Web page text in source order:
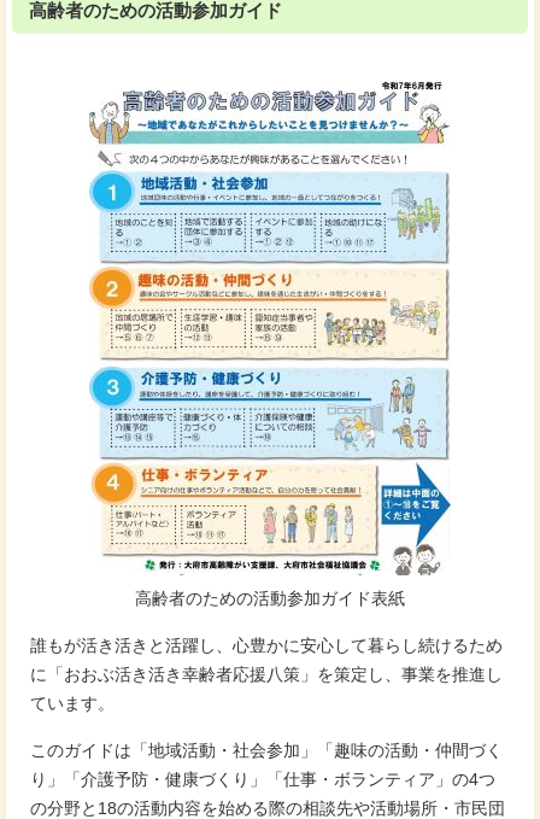
高齢者のための活動参加ガイド
高齢者のための活動参加ガイド表紙
誰もが活き活きと活躍し、心豊かに安心して暮らし続けるため
に「おおぶ活き活き幸齢者応援八策」を策定し、事業を推進し
ています。
このガイドは「地域活動・社会参加」「趣味の活動・仲間づく
り」「介護予防・健康づくり」「仕事・ボランティア」の4つ
の分野と18の活動内容を始める際の相談先や活動場所・市民団